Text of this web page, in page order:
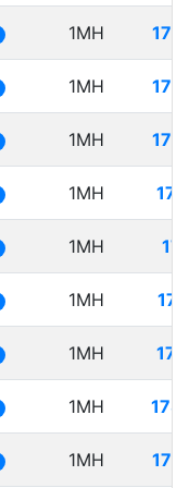
1MH
1MH
1MH
1MH
1MH
1MH
1MH
1MH
1MH